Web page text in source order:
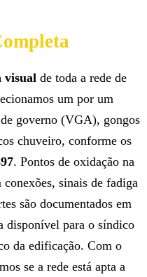
visualde toda a rede de
um por um
governo (VGA), gongos
chuveiro, conforme os
. Pontos de oxidação na
conexões, sinais de fadiga
são documentados em
disponível para o síndico
da edificação. Com o
se a rede está apta a